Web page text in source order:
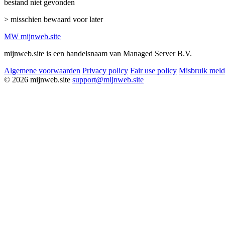
bestand niet gevonden
> misschien bewaard voor later
MW mijnweb.site
mijnweb.site is een handelsnaam van Managed Server B.V.
Algemene voorwaarden Privacy policy Fair use policy Misbruik
© 2026 mijnweb.site support@mijnweb.site